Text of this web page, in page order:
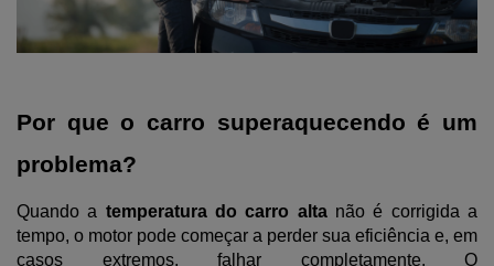
Por que o carro superaquecendo é um
problema?
Quando a temperatura do carro alta não é corrigida a
tempo, o motor pode começar a perder sua eficiência e, em
casos extremos, falhar completamente. O